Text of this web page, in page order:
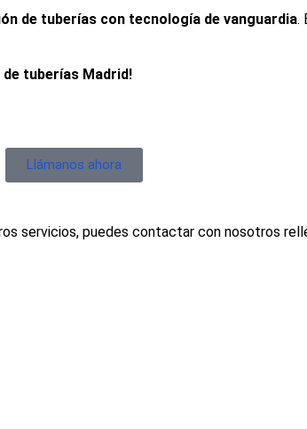
de tuberías con tecnología de vanguardia.
tuberías Madrid!
Llámanos ahora
servicios, puedes contactar con nosotros